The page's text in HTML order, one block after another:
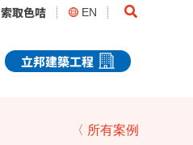
索取色咭 EN Search
立邦建築工程
〈 所有案例